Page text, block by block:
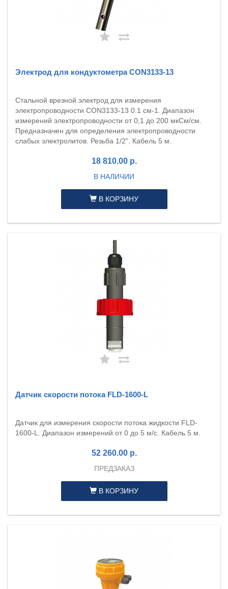
Электрод для кондуктометра CON3133-13
Стальной врезной электрод для измерения
электропроводности CON3133-13 0.1 см-1. Диапазон
измерений электропроводности от 0,1 до 200 мкСм/см.
Предназначен для определения электропроводности
слабых электролитов. Резьба 1/2". Кабель 5 м.
18 810.00 р.
В НАЛИЧИИ
В КОРЗИНУ
Датчик скорости потока FLD-1600-L
Датчик для измерения скорости потока жидкости FLD-
1600-L. Диапазон измерений от 0 до 5 м/с. Кабель 5 м.
52 260.00 р.
ПРЕДЗАКАЗ
В КОРЗИНУ